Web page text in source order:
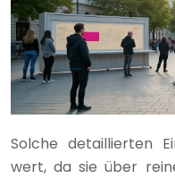
Solche detaillierten
wert, da sie über